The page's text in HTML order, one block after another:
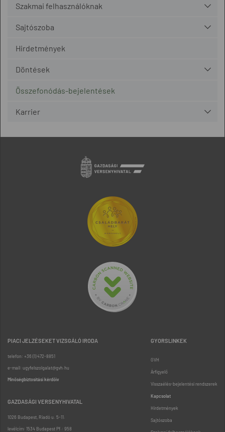
Szakmai felhasználóknak
Sajtószoba
Hirdetmények
Döntések
Összefonódás-bejelentések
Karrier
PIACI JELZÉSEKET VIZSGÁLÓ IRODA
telefon: +36 (1) 472-8851
e-mail: ugyfelszolgalat@gvh.hu
Minőségbiztosítási kérdőív
GAZDASÁGI VERSENYHIVATAL
1026 Budapest, Riadó u. 5-11.
levélcím: 1534 Budapest Pf.: 958
GYORSLINKEK
GVH
Árfigyelő
Visszaélés-bejelentési rendszerek
Kapcsolat
Hirdetmények
Sajtószoba